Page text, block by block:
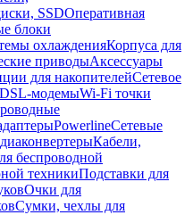
SSDОперативная
блоки
охлажденияКорпуса для
приводыАксессуары
для накопителейСетевое
модемыWi-Fi точки
PowerlineСетевые
Кабели,
беспроводной
техникиПодставки для
Очки для
Сумки, чехлы для